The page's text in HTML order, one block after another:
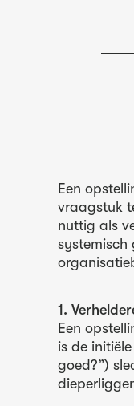
Een
vraagstuk
nuttig als
systemisch
1.
Een
is de
goed?”)